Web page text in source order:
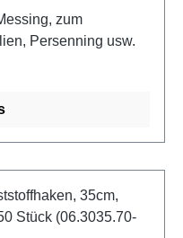
zum
Persenning usw.